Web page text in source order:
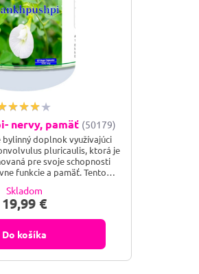
nervy, pamäť (50179)
bylinný doplnok využívajúci
pluricaulis, ktorá je
pre svoje schopnosti
funkcie a pamäť. Tento
čo ho robí ideálnym pre
Vďaka svojim
spánku a na zlepšenie
celkového...
Skladom
19,99 €
Do košíka